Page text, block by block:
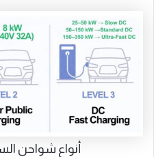
أنواع شواحن